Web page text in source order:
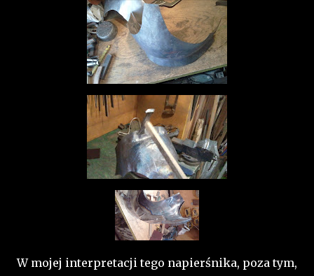
W mojej interpretacji tego napierśnika, poza tym,